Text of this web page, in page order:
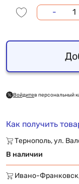
-
Войдитев персональный
Как получить
Тернополь, ул.
В наличии
Ивано-